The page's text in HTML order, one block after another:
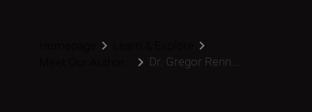
Dr. Gregor Renn...